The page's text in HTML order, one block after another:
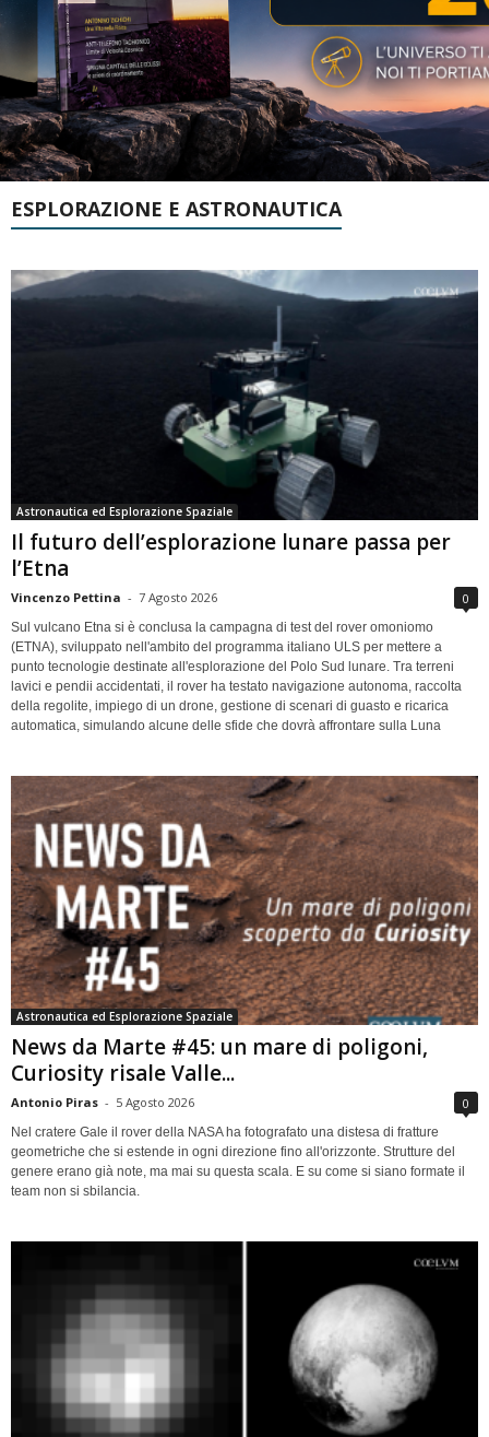
ESPLORAZIONE E ASTRONAUTICA
Astronautica ed Esplorazione Spaziale
Il futuro dell’esplorazione lunare passa per
l’Etna
Vincenzo Pettina - 7 Agosto 2026 0
Sul vulcano Etna si è conclusa la campagna di test del rover omoniomo
(ETNA), sviluppato nell'ambito del programma italiano ULS per mettere a
punto tecnologie destinate all'esplorazione del Polo Sud lunare. Tra terreni
lavici e pendii accidentati, il rover ha testato navigazione autonoma, raccolta
della regolite, impiego di un drone, gestione di scenari di guasto e ricarica
automatica, simulando alcune delle sfide che dovrà affrontare sulla Luna
Astronautica ed Esplorazione Spaziale
News da Marte #45: un mare di poligoni,
Curiosity risale Valle...
Antonio Piras - 5 Agosto 2026 0
Nel cratere Gale il rover della NASA ha fotografato una distesa di fratture
geometriche che si estende in ogni direzione fino all'orizzonte. Strutture del
genere erano già note, ma mai su questa scala. E su come si siano formate il
team non si sbilancia.